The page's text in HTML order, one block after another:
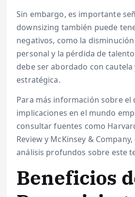
Sin embargo, es importante
downsizing también puede
negativos, como la
personal y la pérdida de
debe ser abordado con
estratégica.
Para más información sobre el
implicaciones en el mundo
consultar fuentes como
Review y McKinsey &
análisis profundos sobre este
Beneficios